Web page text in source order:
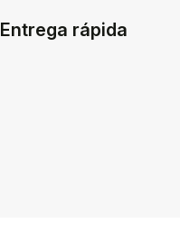
Entrega rápida